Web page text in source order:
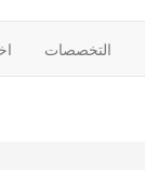
التخصصات